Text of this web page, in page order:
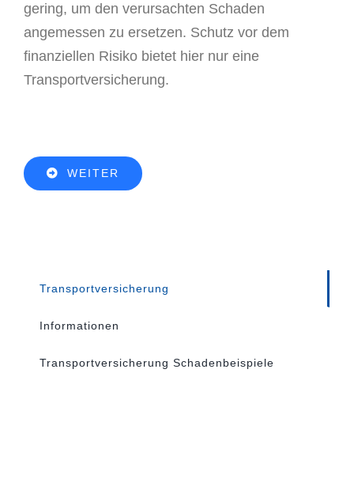
gering, um den verursachten Schaden
angemessen zu ersetzen. Schutz vor dem
finanziellen Risiko bietet hier nur eine
Transportversicherung.
WEITER
Transportversicherung
Informationen
Transportversicherung Schadenbeispiele